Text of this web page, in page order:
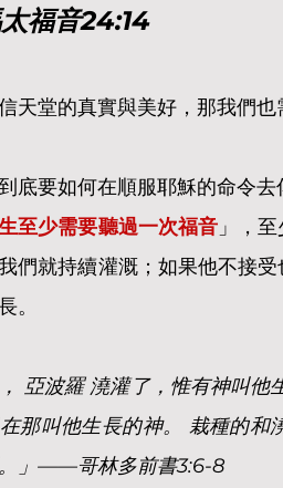
福音24:14
天堂的真實與美好，那我們
底要如何在順服耶穌的命令
至少需要聽過一次福音」，至
們就持續灌溉；如果他不接
。
， 亞波羅 澆灌了，惟有神叫
那叫他生長的神。 栽種的
」——哥林多前書3:6-8